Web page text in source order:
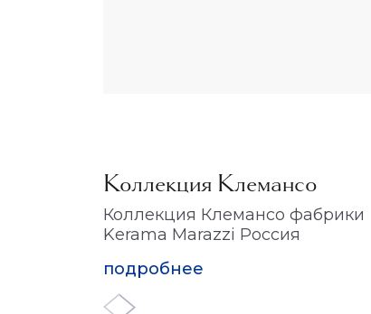
Коллекция Клемансо
Коллекция Клемансо фабрики
Kerama Marazzi Россия
подробнее